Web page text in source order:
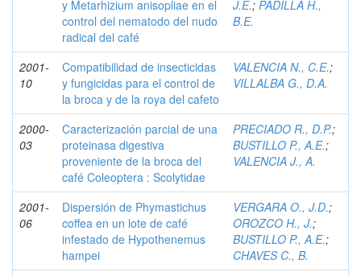
y Metarhizium anisopliae en el
control del nematodo del nudo
radical del café
J.E.; PADILLA H.,
B.E.
2001-
10
Compatibilidad de insecticidas
y fungicidas para el control de
la broca y de la roya del cafeto
VALENCIA N., C.E.;
VILLALBA G., D.A.
2000-
03
Caracterización parcial de una
proteinasa digestiva
proveniente de la broca del
café Coleoptera : Scolytidae
PRECIADO R., D.P.;
BUSTILLO P., A.E.;
VALENCIA J., A.
2001-
06
Dispersión de Phymastichus
coffea en un lote de café
infestado de Hypothenemus
hampei
VERGARA O., J.D.;
OROZCO H., J.;
BUSTILLO P., A.E.;
CHAVES C., B.